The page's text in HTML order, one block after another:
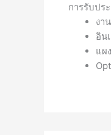
การรับปร
งา
อิน
แผ